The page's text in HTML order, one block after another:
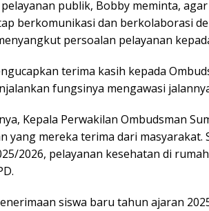
publik, Bobby meminta,
berkomunikasi dan berkolaborasi
persoalan pelayanan
terima kasih kepada
fungsinya mengawasi
Kepala Perwakilan Ombudsman
yang mereka terima dari
2026, pelayanan kesehatan di
siswa baru tahun ajaran